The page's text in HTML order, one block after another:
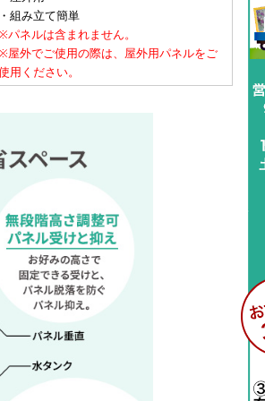
組み立て簡単
パネルは含まれません。
屋外でご使用の際は、屋外用パネルをご
用ください。